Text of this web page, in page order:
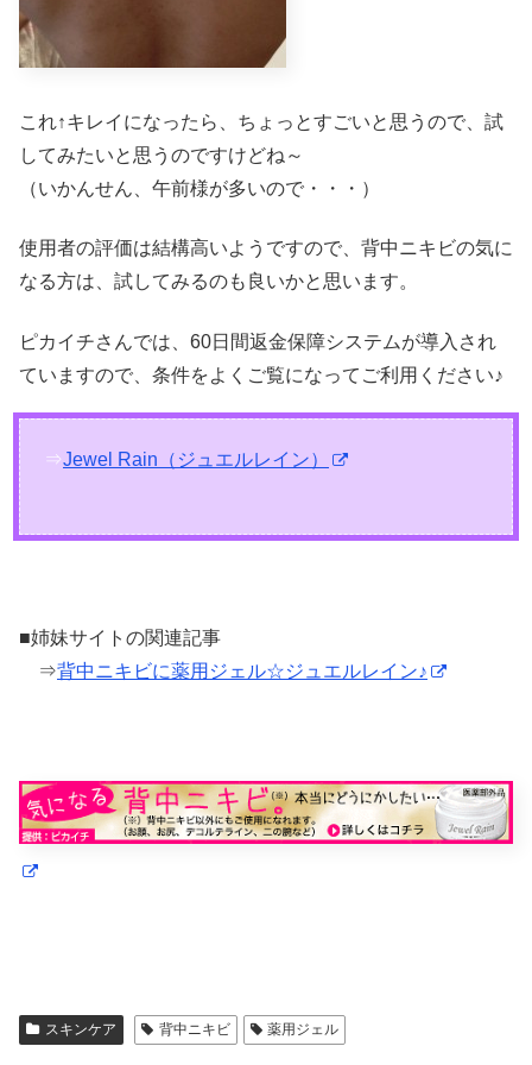
これ↑キレイになったら、ちょっとすごいと思うので、試
してみたいと思うのですけどね～
（いかんせん、午前様が多いので・・・）
使用者の評価は結構高いようですので、背中ニキビの気に
なる方は、試してみるのも良いかと思います。
ピカイチさんでは、60日間返金保障システムが導入され
ていますので、条件をよくご覧になってご利用ください♪
⇒Jewel Rain（ジュエルレイン）
■姉妹サイトの関連記事
⇒背中ニキビに薬用ジェル☆ジュエルレイン♪
スキンケア 背中ニキビ 薬用ジェル